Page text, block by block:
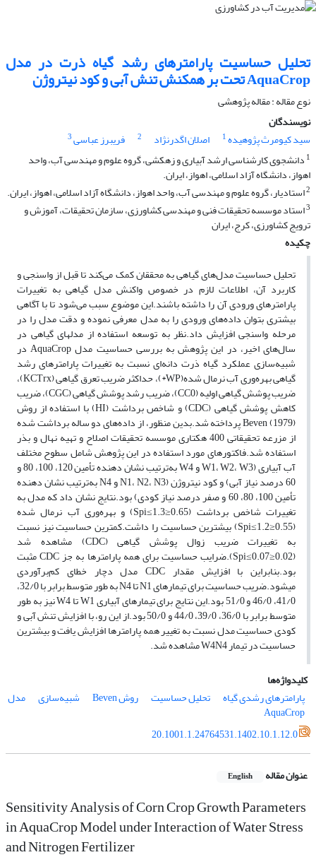
تحلیل حساسیت پارامترهای رشد گیاه ذرت در مدل
AquaCrop تحت بر همکنش تنش آبی و کود نیتروژن
نوع مقاله : مقاله پژوهشی
نویسندگان
سید کیومرث پژوهیده1 اصلان اگدرنژاد 2 فریبرز عباسی3
1 دانشجوی کارشناسی ارشد آبیاری و زهکشی، گروه علوم و مهندسی آب، واحد
اهواز، دانشگاه آزاد اسلامی، اهواز، ایران.
2استادیار، گروه علوم و مهندسی آب، واحد اهواز، دانشگاه آزاد اسلامی، اهواز، ایران.
3استاد موسسه تحقیقات فنی و مهندسی کشاورزی، سازمان تحقیقات، آموزش و
ترویج کشاورزی، کرج، ایران
چکیده
تحلیل حساسیت مدل‌های گیاهی به محققان کمک می‌کند تا قبل از واسنجی و
کاربرد آن، اطلاعات لازم در خصوص واکنش مدل گیاهی به تغییرات
پارامترهای ورودی آن را داشته باشند.این موضوع سبب می‌شود تا با آگاهی
بیشتری بتوان داده‌های ورودی را به مدل معرفی نموده و دقت مدل را در
مرحله واسنجی افزایش داد.نظر به توسعه استفاده از مدلهای گیاهی در
سال‌های اخیر، در این پژوهش به بررسی حساسیت مدل AquaCrop در
شبیه‌سازی عملکرد گیاه ذرت دانه‌ای نسبت به تغییرات پارامترهای رشد
گیاهی بهره‌وری آب نرمال شده(WP*)، حداکثر ضریب تعرق گیاهی (KCTrx)،
ضریب پوشش گیاهی اولیه (CC0)، ضریب رشد پوشش گیاهی (CGC)، ضریب
کاهش پوشش گیاهی (CDC) و شاخص برداشت (HI) با استفاده از روش
Beven (1979) پرداخته شد.بدین منظور، از داده‌های دو ساله برداشت شده
از مزرعه تحقیقاتی 400 هکتاری موسسه تحقیقات اصلاح و تهیه نهال و بذر
استفاده شد.فاکتورهای مورد استفاده در این پژوهش شامل سطوح مختلف
آب آبیاری (W1، W2، W3 و W4 به‌ترتیب نشان دهنده تأمین 120، 100، 80 و
60 درصد نیاز آبی) و کود نیتروژن (N1، N2، N3 و N4 به‌ترتیب نشان دهنده
تأمین 100، 80، 60 و صفر درصد نیاز کودی) بود.نتایج نشان داد که مدل به
تغییرات شاخص برداشت (0.65≤Spi≤1.3) و بهره‌وری آب نرمال شده
(0.55≤Spi≤1.2) بیشترین حساسیت را داشت.کمترین حساسیت نیز نسبت
به تغییرات ضریب زوال پوشش گیاهی (CDC) مشاهده شد
(0.02≤Spi≤0.07).ضرایب حساسیت برای همه پارامترها به جز CDC مثبت
بود.بنابراین با افزایش مقدار CDC مدل دچار خطای کم‌برآوردی
میشود.ضریب حساسیت برای تیمارهای N1 تا N4 به طور متوسط برابر با 32/0،
41/0، 46/0 و 51/0 بود.این نتایج برای تیمارهای آبیاری W1 تا W4 نیز به طور
متوسط برابر با 36/0، 39/0، 44/0 و 50/0 بود.از این رو، با افزایش تنش آبی و
کودی حساسیت مدل نسبت به تغییر همه پارامترها افزایش یافت و بیشترین
حساسیت در تیمار W4N4 مشاهده شد.
کلیدواژه‌ها
پارامترهای رشدی گیاه
تحلیل حساسیت روش Beven شبیه‌سازی مدل
AquaCrop
20.1001.1.24764531.1402.10.1.12.0
عنوان مقاله English
Sensitivity Analysis of Corn Crop Growth Parameters
in AquaCrop Model under Interaction of Water Stress
and Nitrogen Fertilizer